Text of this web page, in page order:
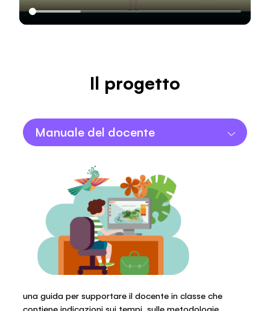
Il progetto
Manuale del docente
una guida per supportare il docente in classe che
contiene indicazioni sui tempi, sulle metodologie